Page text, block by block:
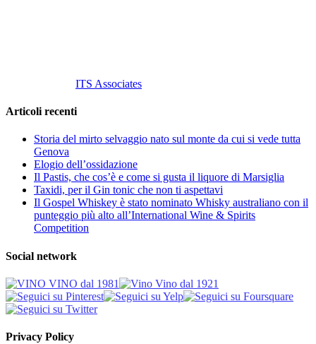
ITS Associates
Articoli recenti
Storia del mirto selvaggio nato sul monte da cui si vede tutta
Genova
Elogio dell’ossidazione
Il Pastis, che cos’è e come si gusta il liquore di Marsiglia
Taxidi, per il Gin tonic che non ti aspettavi
Il Gospel Whiskey è stato nominato Whisky australiano con il
punteggio più alto all’International Wine & Spirits
Competition
Social network
Privacy Policy